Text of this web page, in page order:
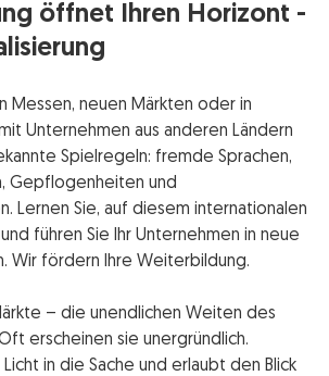
öffnet Ihren Horizont -
Messen, neuen Märkten oder in
Unternehmen aus anderen Ländern
Spielregeln: fremde Sprachen,
Gepflogenheiten und
Lernen Sie, auf diesem internationalen
führen Sie Ihr Unternehmen in neue
Wir fördern Ihre Weiterbildung.
– die unendlichen Weiten des
erscheinen sie unergründlich.
in die Sache und erlaubt den Blick